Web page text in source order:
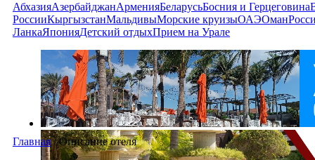
АбхазияАзербайджанАрменияБеларусьБосния и Герцеговина
РоссииКыргызстанМальдивыМорские круизыОАЭОман
ЛанкаЯпонияДетский отдыхПрием на Урале
Главная /Описание отеля